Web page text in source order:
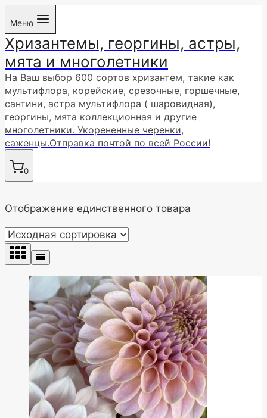
Перейти
содержимому
Меню
Хризантемы, георгины, астры,
мята и многолетники
На Ваш выбор 600 сортов хризантем, такие как
мультифлора, корейские, срезочные, горшечные,
сантини, астра мультифлора ( шаровидная),
георгины, мята коллекционная и другие
многолетники. Укорененные черенки,
саженцы.Отправка почтой по всей России!
0
Отображение единственного товара